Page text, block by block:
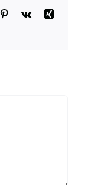
Pinterest
Vk
Xing